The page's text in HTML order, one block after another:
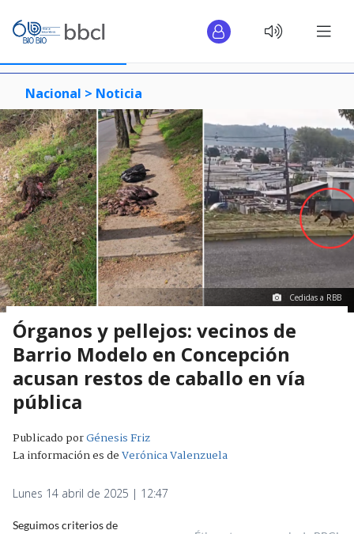
Nacional > Noticia
Cedidas a RBB
Órganos y pellejos: vecinos de
Barrio Modelo en Concepción
acusan restos de caballo en vía
pública
Publicado porGénesis Friz
La información es deVerónica Valenzuela
Lunes 14 abril de 2025 | 12:47
Seguimos criterios de